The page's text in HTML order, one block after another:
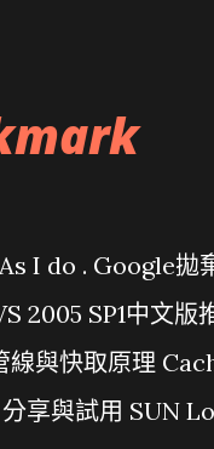
I do . Google拋
SP1中文版
線與快取原理
享與試用 SUN